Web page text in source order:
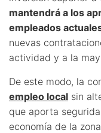
mantendrá a los
empleados
nuevas
actividad y a la
De este modo, la
empleo local sin
que aporta
economía de la